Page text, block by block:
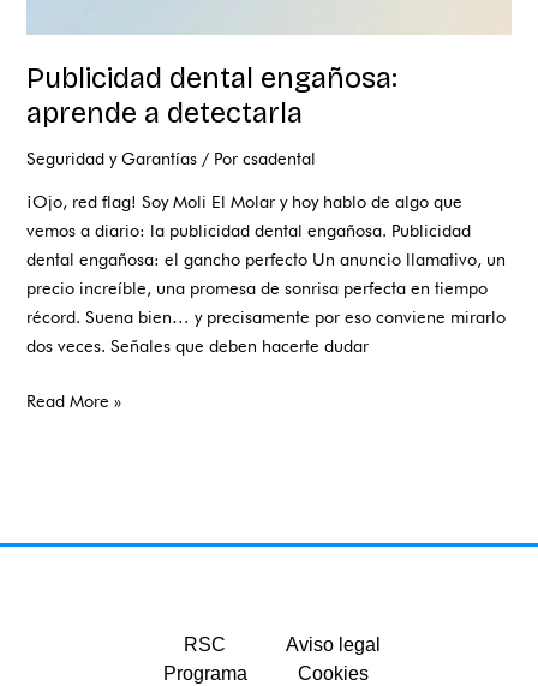
Publicidad dental engañosa:
aprende a detectarla
Seguridad y Garantías / Porcsadental
¡Ojo, red flag! Soy Moli El Molar y hoy hablo de algo que
vemos a diario: la publicidad dental engañosa. Publicidad
dental engañosa: el gancho perfecto Un anuncio llamativo, un
precio increíble, una promesa de sonrisa perfecta en tiempo
récord. Suena bien… y precisamente por eso conviene mirarlo
dos veces. Señales que deben hacerte dudar
Read More »
RSC
Programa
Aviso legal
Cookies